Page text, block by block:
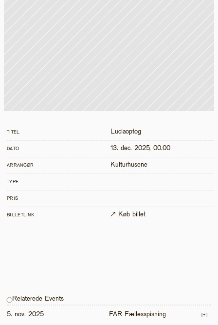
TITEL Luciaoptog
DATO 13. dec. 2025, 00.00
ARRANGØR Kulturhusene
TYPE
PRIS
BILLETLINK ↗ Køb billet
Relaterede Events
5. nov. 2025 FAR Fællesspisning [+]